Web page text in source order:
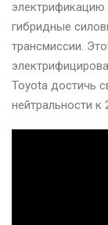
электрификацию
гибридные
трансмиссии.
Toyota достичь
нейтральности к